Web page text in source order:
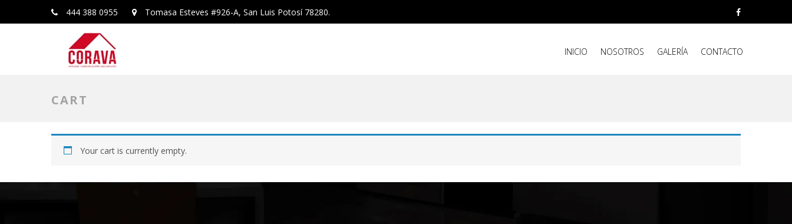
444 388 0955 Tomasa Esteves #926-A, San Luis Potosí 78280.
INICIO NOSOTROS GALERÍA CONTACTO
CART
Your cart is currently empty.